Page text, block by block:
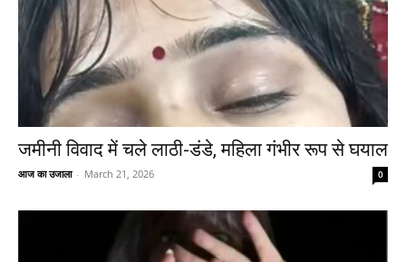
जमीनी विवाद में चले लाठी-डंडे, महिला गंभीर रूप से घयाल
आज का उजाला - March 21, 2026 0